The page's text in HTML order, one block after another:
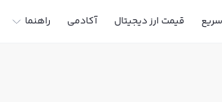
قیمت ارز دیجیتال آکادمی راهنما